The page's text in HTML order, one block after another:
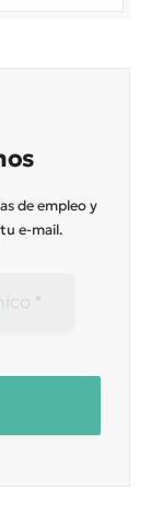
de empleo y
e-mail.